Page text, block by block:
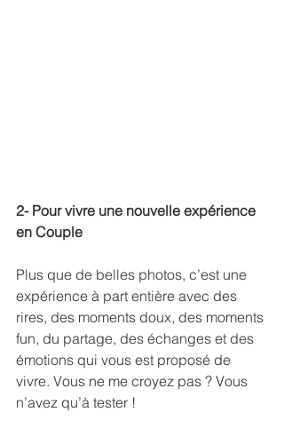
2- Pour vivre une nouvelle expérience
en Couple
Plus que de belles photos, c’est une
expérience à part entière avec des
rires, des moments doux, des moments
fun, du partage, des échanges et des
émotions qui vous est proposé de
vivre. Vous ne me croyez pas ? Vous
n’avez qu’à tester !